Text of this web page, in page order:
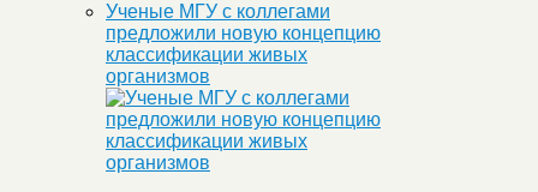
Ученые МГУ с коллегами
предложили новую концепцию
классификации живых
организмов